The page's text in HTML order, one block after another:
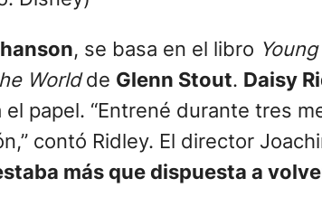
, se basa en el libro
Worldde Glenn Stout. Daisy
papel. “Entrené durante tres
contó Ridley. El director
más que dispuesta a